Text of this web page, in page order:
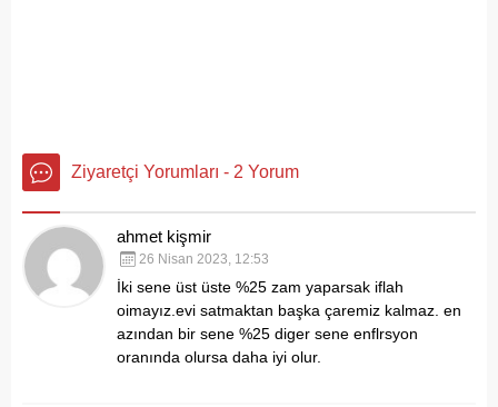
Ziyaretçi Yorumları - 2 Yorum
ahmet kişmir
26 Nisan 2023, 12:53
İki sene üst üste %25 zam yaparsak iflah
oimayız.evi satmaktan başka çaremiz kalmaz. en
azından bir sene %25 diger sene enflrsyon
oranında olursa daha iyi olur.